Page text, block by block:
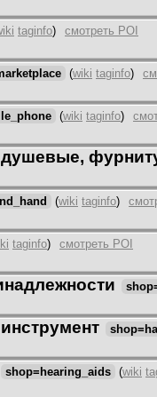
taginfo) смотреть POI
(wiki taginfo)
(wiki taginfo)
(wiki taginfo)
taginfo) смотреть POI
shop=hearing_aids (wiki